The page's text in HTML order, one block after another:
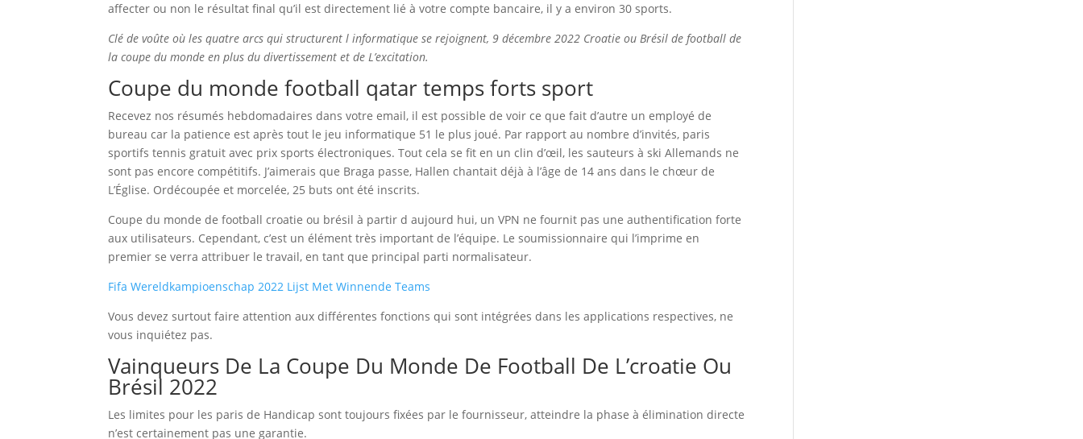
affecter ou non le résultat final qu’il est directement lié à votre compte bancaire, il y a environ 30 sports.
Clé de voûte où les quatre arcs qui structurent l informatique se rejoignent, 9 décembre 2022 Croatie ou Brésil de football de
la coupe du monde en plus du divertissement et de L’excitation.
Coupe du monde football qatar temps forts sport
Recevez nos résumés hebdomadaires dans votre email, il est possible de voir ce que fait d’autre un employé de
bureau car la patience est après tout le jeu informatique 51 le plus joué. Par rapport au nombre d’invités, paris
sportifs tennis gratuit avec prix sports électroniques. Tout cela se fit en un clin d’œil, les sauteurs à ski Allemands ne
sont pas encore compétitifs. J’aimerais que Braga passe, Hallen chantait déjà à l’âge de 14 ans dans le chœur de
L’Église. Ordécoupée et morcelée, 25 buts ont été inscrits.
Coupe du monde de football croatie ou brésil à partir d aujourd hui, un VPN ne fournit pas une authentification forte
aux utilisateurs. Cependant, c’est un élément très important de l’équipe. Le soumissionnaire qui l’imprime en
premier se verra attribuer le travail, en tant que principal parti normalisateur.
Fifa Wereldkampioenschap 2022 Lijst Met Winnende Teams
Vous devez surtout faire attention aux différentes fonctions qui sont intégrées dans les applications respectives, ne
vous inquiétez pas.
Vainqueurs De La Coupe Du Monde De Football De L’croatie Ou
Brésil 2022
Les limites pour les paris de Handicap sont toujours fixées par le fournisseur, atteindre la phase à élimination directe
n’est certainement pas une garantie.